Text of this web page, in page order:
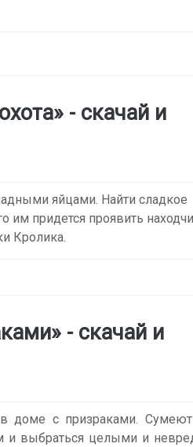
- скачай и
яйцами. Найти сладкое
им придется проявить
Кролика.
- скачай и
в доме с призраками.
и выбраться целыми и